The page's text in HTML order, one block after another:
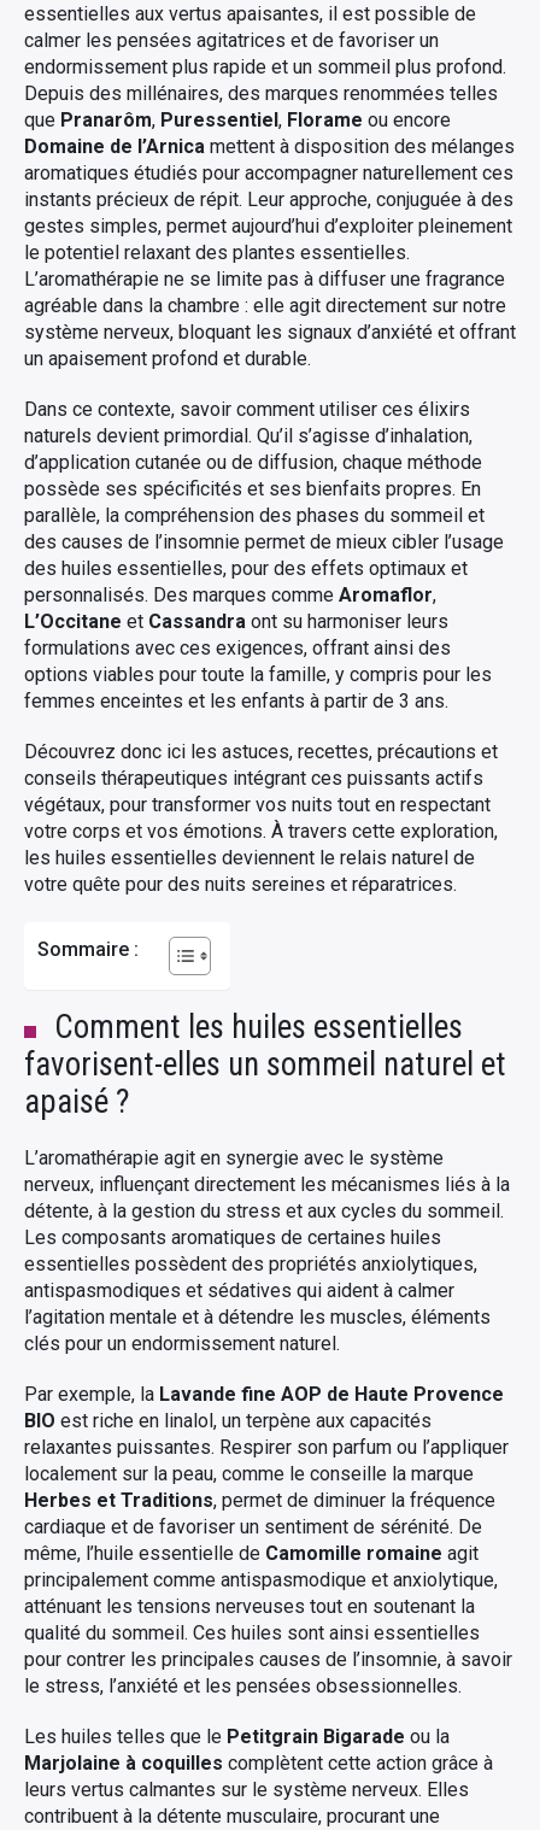
essentielles aux vertus apaisantes, il est possible de
calmer les pensées agitatrices et de favoriser un
endormissement plus rapide et un sommeil plus profond.
Depuis des millénaires, des marques renommées telles
que Pranarôm, Puressentiel, Florame ou encore
Domaine de l’Arnica mettent à disposition des mélanges
aromatiques étudiés pour accompagner naturellement ces
instants précieux de répit. Leur approche, conjuguée à des
gestes simples, permet aujourd’hui d’exploiter pleinement
le potentiel relaxant des plantes essentielles.
L’aromathérapie ne se limite pas à diffuser une fragrance
agréable dans la chambre : elle agit directement sur notre
système nerveux, bloquant les signaux d’anxiété et offrant
un apaisement profond et durable.
Dans ce contexte, savoir comment utiliser ces élixirs
naturels devient primordial. Qu’il s’agisse d’inhalation,
d’application cutanée ou de diffusion, chaque méthode
possède ses spécificités et ses bienfaits propres. En
parallèle, la compréhension des phases du sommeil et
des causes de l’insomnie permet de mieux cibler l’usage
des huiles essentielles, pour des effets optimaux et
personnalisés. Des marques comme Aromaflor,
L’Occitane et Cassandra ont su harmoniser leurs
formulations avec ces exigences, offrant ainsi des
options viables pour toute la famille, y compris pour les
femmes enceintes et les enfants à partir de 3 ans.
Découvrez donc ici les astuces, recettes, précautions et
conseils thérapeutiques intégrant ces puissants actifs
végétaux, pour transformer vos nuits tout en respectant
votre corps et vos émotions. À travers cette exploration,
les huiles essentielles deviennent le relais naturel de
votre quête pour des nuits sereines et réparatrices.
Sommaire :
Comment les huiles essentielles
favorisent-elles un sommeil naturel et
apaisé ?
L’aromathérapie agit en synergie avec le système
nerveux, influençant directement les mécanismes liés à la
détente, à la gestion du stress et aux cycles du sommeil.
Les composants aromatiques de certaines huiles
essentielles possèdent des propriétés anxiolytiques,
antispasmodiques et sédatives qui aident à calmer
l’agitation mentale et à détendre les muscles, éléments
clés pour un endormissement naturel.
Par exemple, la Lavande fine AOP de Haute Provence
BIO est riche en linalol, un terpène aux capacités
relaxantes puissantes. Respirer son parfum ou l’appliquer
localement sur la peau, comme le conseille la marque
Herbes et Traditions, permet de diminuer la fréquence
cardiaque et de favoriser un sentiment de sérénité. De
même, l’huile essentielle de Camomille romaine agit
principalement comme antispasmodique et anxiolytique,
atténuant les tensions nerveuses tout en soutenant la
qualité du sommeil. Ces huiles sont ainsi essentielles
pour contrer les principales causes de l’insomnie, à savoir
le stress, l’anxiété et les pensées obsessionnelles.
Les huiles telles que le Petitgrain Bigarade ou la
Marjolaine à coquilles complètent cette action grâce à
leurs vertus calmantes sur le système nerveux. Elles
contribuent à la détente musculaire, procurant une